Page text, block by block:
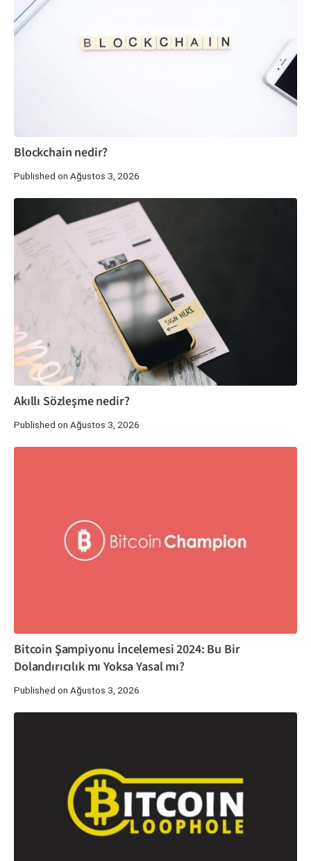
Blockchain nedir?
Published on Ağustos 3, 2026
Akıllı Sözleşme nedir?
Published on Ağustos 3, 2026
Bitcoin Şampiyonu İncelemesi 2024: Bu Bir
Dolandırıcılık mı Yoksa Yasal mı?
Published on Ağustos 3, 2026